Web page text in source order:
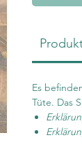
Es
Tüte. Das